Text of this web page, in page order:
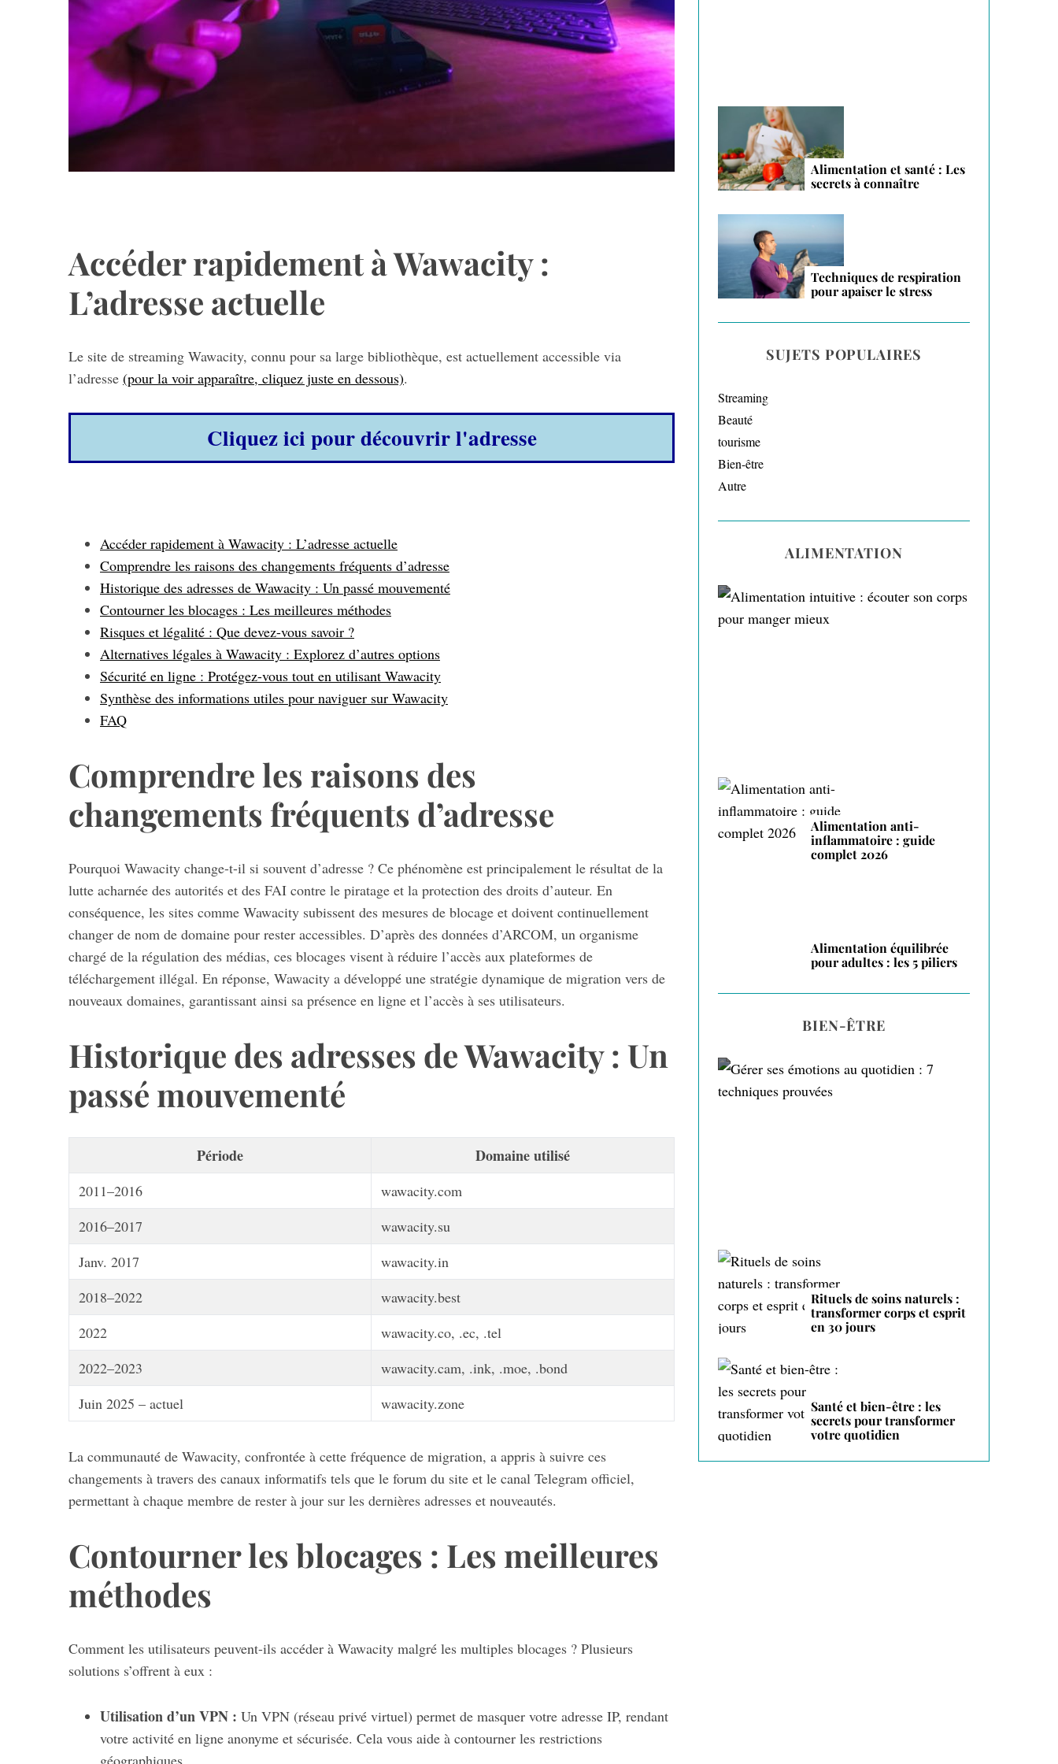
Accéder rapidement à Wawacity :
L’adresse actuelle
Le site de streaming Wawacity, connu pour sa large bibliothèque, est actuellement accessible via
l’adresse (pour la voir apparaître, cliquez juste en dessous).
Cliquez ici pour découvrir l'adresse
Accéder rapidement à Wawacity : L’adresse actuelle
Comprendre les raisons des changements fréquents d’adresse
Historique des adresses de Wawacity : Un passé mouvementé
Contourner les blocages : Les meilleures méthodes
Risques et légalité : Que devez-vous savoir ?
Alternatives légales à Wawacity : Explorez d’autres options
Sécurité en ligne : Protégez-vous tout en utilisant Wawacity
Synthèse des informations utiles pour naviguer sur Wawacity
FAQ
Comprendre les raisons des
changements fréquents d’adresse
Pourquoi Wawacity change-t-il si souvent d’adresse ? Ce phénomène est principalement le résultat de la
lutte acharnée des autorités et des FAI contre le piratage et la protection des droits d’auteur. En
conséquence, les sites comme Wawacity subissent des mesures de blocage et doivent continuellement
changer de nom de domaine pour rester accessibles. D’après des données d’ARCOM, un organisme
chargé de la régulation des médias, ces blocages visent à réduire l’accès aux plateformes de
téléchargement illégal. En réponse, Wawacity a développé une stratégie dynamique de migration vers de
nouveaux domaines, garantissant ainsi sa présence en ligne et l’accès à ses utilisateurs.
Historique des adresses de Wawacity : Un
passé mouvementé
Période Domaine utilisé
2011–2016
wawacity.com
2016–2017
wawacity.su
Janv. 2017
wawacity.in
2018–2022
wawacity.best
2022
wawacity.co, .ec, .tel
2022–2023
wawacity.cam, .ink, .moe, .bond
Juin 2025 – actuel
wawacity.zone
La communauté de Wawacity, confrontée à cette fréquence de migration, a appris à suivre ces
changements à travers des canaux informatifs tels que le forum du site et le canal Telegram officiel,
permettant à chaque membre de rester à jour sur les dernières adresses et nouveautés.
Contourner les blocages : Les meilleures
méthodes
Comment les utilisateurs peuvent-ils accéder à Wawacity malgré les multiples blocages ? Plusieurs
solutions s’offrent à eux :
Utilisation d’un VPN : Un VPN (réseau privé virtuel) permet de masquer votre adresse IP, rendant
votre activité en ligne anonyme et sécurisée. Cela vous aide à contourner les restrictions
géographiques.
Alimentation et santé : Les
secrets à connaître
Techniques de respiration
pour apaiser le stress
SUJETS POPULAIRES
Streaming
Beauté
tourisme
Bien-être
Autre
ALIMENTATION
Alimentation anti-
inflammatoire : guide
complet 2026
Alimentation équilibrée
pour adultes : les 5 piliers
BIEN-ÊTRE
Rituels de soins naturels :
transformer corps et esprit
en 30 jours
Santé et bien-être : les
secrets pour transformer
votre quotidien
S
a
h
f
o